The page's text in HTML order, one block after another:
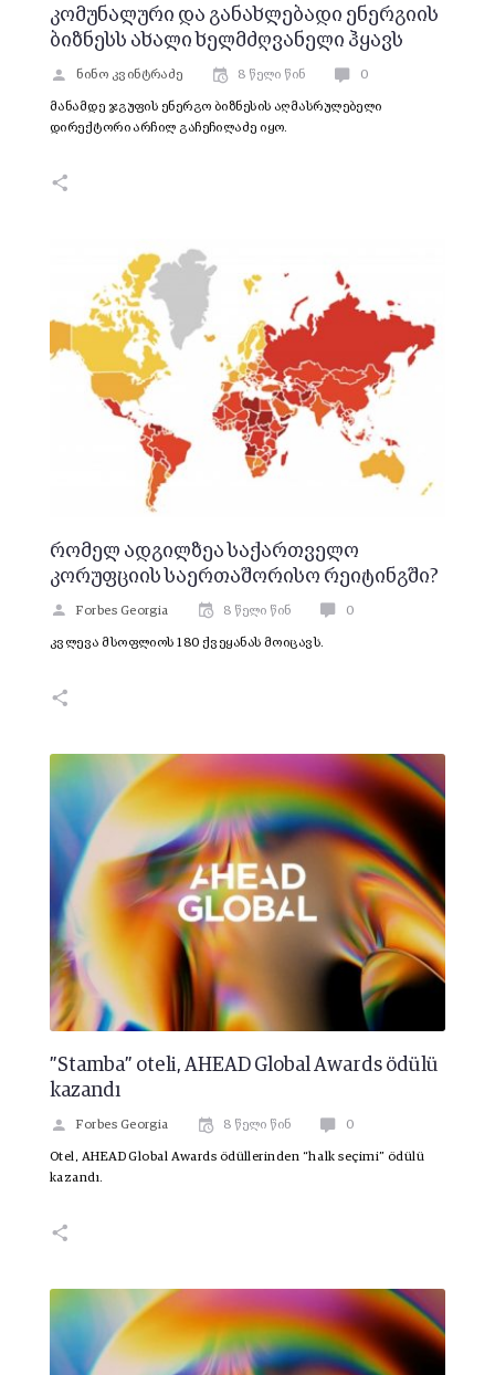
კომუნალური და განახლებადი ენერგიის
ბიზნესს ახალი ხელმძღვანელი ჰყავს
ნინო კვინტრაძე 8 წელი წინ 0
მანამდე ჯგუფის ენერგო ბიზნესის აღმასრულებელი
დირექტორი არჩილ გაჩეჩილაძე იყო.
რომელ ადგილზეა საქართველო
კორუფციის საერთაშორისო რეიტინგში?
Forbes Georgia 8 წელი წინ 0
კვლევა მსოფლიოს 180 ქვეყანას მოიცავს.
”Stamba” oteli, AHEAD Global Awards ödülü
kazandı
Forbes Georgia 8 წელი წინ 0
Otel, AHEAD Global Awards ödüllerinden “halk seçimi” ödülü
kazandı.